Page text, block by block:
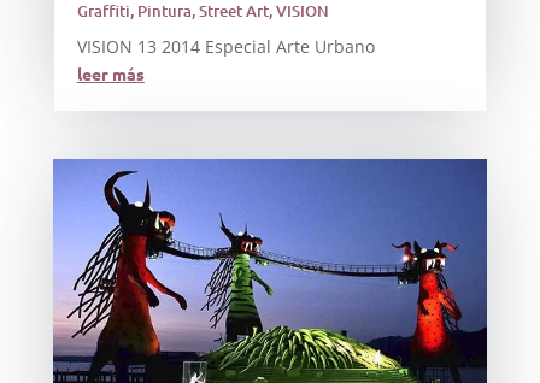
Graffiti, Pintura,Street Art,VISION
VISION 13 2014 Especial Arte Urbano
leer más